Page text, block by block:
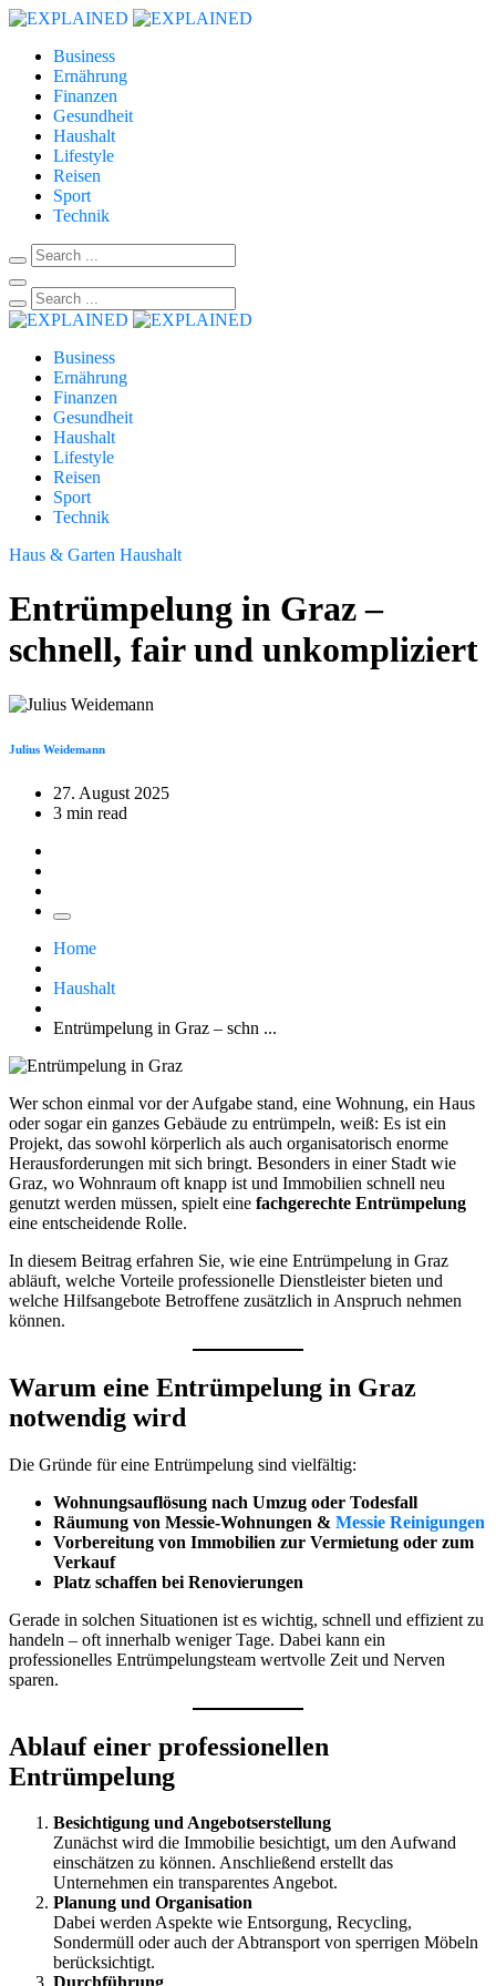
Business
Ernährung
Finanzen
Gesundheit
Haushalt
Lifestyle
Reisen
Sport
Technik
Business
Ernährung
Finanzen
Gesundheit
Haushalt
Lifestyle
Reisen
Sport
Technik
Haus & Garten Haushalt
Entrümpelung in Graz –
schnell, fair und unkompliziert
Julius Weidemann
27. August 2025
3 min read
Home
Haushalt
Entrümpelung in Graz – schn ...
Wer schon einmal vor der Aufgabe stand, eine Wohnung, ein Haus
oder sogar ein ganzes Gebäude zu entrümpeln, weiß: Es ist ein
Projekt, das sowohl körperlich als auch organisatorisch enorme
Herausforderungen mit sich bringt. Besonders in einer Stadt wie
Graz, wo Wohnraum oft knapp ist und Immobilien schnell neu
genutzt werden müssen, spielt eine fachgerechte Entrümpelung
eine entscheidende Rolle.
In diesem Beitrag erfahren Sie, wie eine Entrümpelung in Graz
abläuft, welche Vorteile professionelle Dienstleister bieten und
welche Hilfsangebote Betroffene zusätzlich in Anspruch nehmen
können.
Warum eine Entrümpelung in Graz
notwendig wird
Die Gründe für eine Entrümpelung sind vielfältig:
Wohnungsauflösung nach Umzug oder Todesfall
Räumung von Messie-Wohnungen & Messie Reinigungen
Vorbereitung von Immobilien zur Vermietung oder zum
Verkauf
Platz schaffen bei Renovierungen
Gerade in solchen Situationen ist es wichtig, schnell und effizient zu
handeln – oft innerhalb weniger Tage. Dabei kann ein
professionelles Entrümpelungsteam wertvolle Zeit und Nerven
sparen.
Ablauf einer professionellen
Entrümpelung
Besichtigung und Angebotserstellung
Zunächst wird die Immobilie besichtigt, um den Aufwand
einschätzen zu können. Anschließend erstellt das
Unternehmen ein transparentes Angebot.
Planung und Organisation
Dabei werden Aspekte wie Entsorgung, Recycling,
Sondermüll oder auch der Abtransport von sperrigen Möbeln
berücksichtigt.